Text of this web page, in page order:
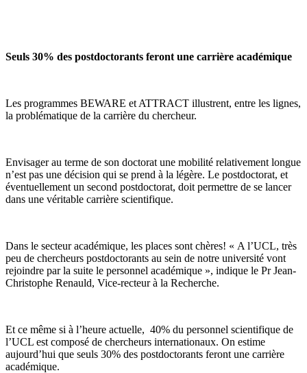
Seuls 30% des postdoctorants feront une carrière académique
Les programmes BEWARE et ATTRACT illustrent, entre les lignes,
la problématique de la carrière du chercheur.
Envisager au terme de son doctorat une mobilité relativement longue
n’est pas une décision qui se prend à la légère. Le postdoctorat, et
éventuellement un second postdoctorat, doit permettre de se lancer
dans une véritable carrière scientifique.
Dans le secteur académique, les places sont chères! « A l’UCL, très
peu de chercheurs postdoctorants au sein de notre université vont
rejoindre par la suite le personnel académique », indique le Pr Jean-
Christophe Renauld, Vice-recteur à la Recherche.
Et ce même si à l’heure actuelle, 40% du personnel scientifique de
l’UCL est composé de chercheurs internationaux. On estime
aujourd’hui que seuls 30% des postdoctorants feront une carrière
académique.